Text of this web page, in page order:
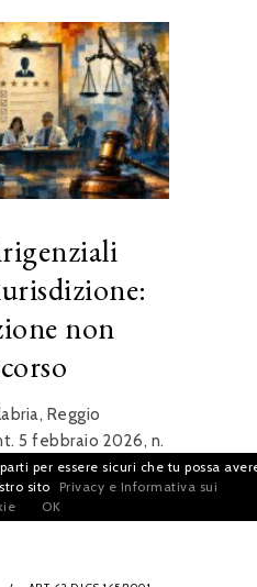
non
Reggio
5 febbraio 2026, n.
di giurisdizione
per essere sicuri che tu possa
sito
Privacy e Informativa sui
OK